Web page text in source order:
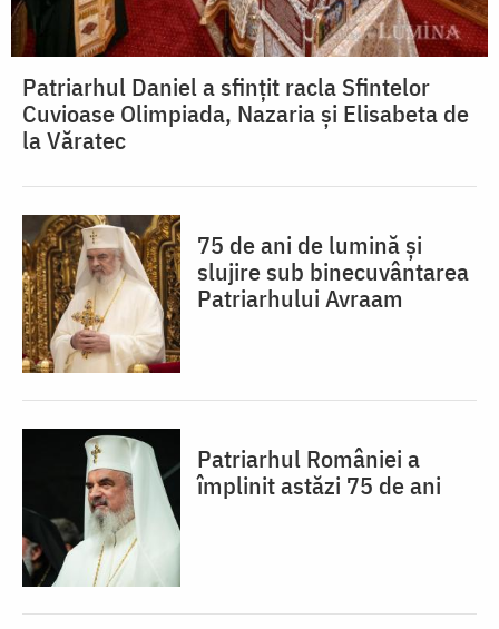
Patriarhul Daniel a sfințit racla Sfintelor
Cuvioase Olimpiada, Nazaria și Elisabeta de
la Văratec
75 de ani de lumină și
slujire sub binecuvântarea
Patriarhului Avraam
Patriarhul României a
împlinit astăzi 75 de ani